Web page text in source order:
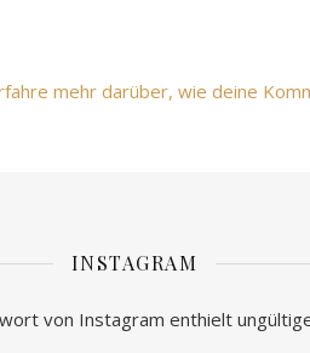
mehr darüber, wie deine
INSTAGRAM
von Instagram enthielt